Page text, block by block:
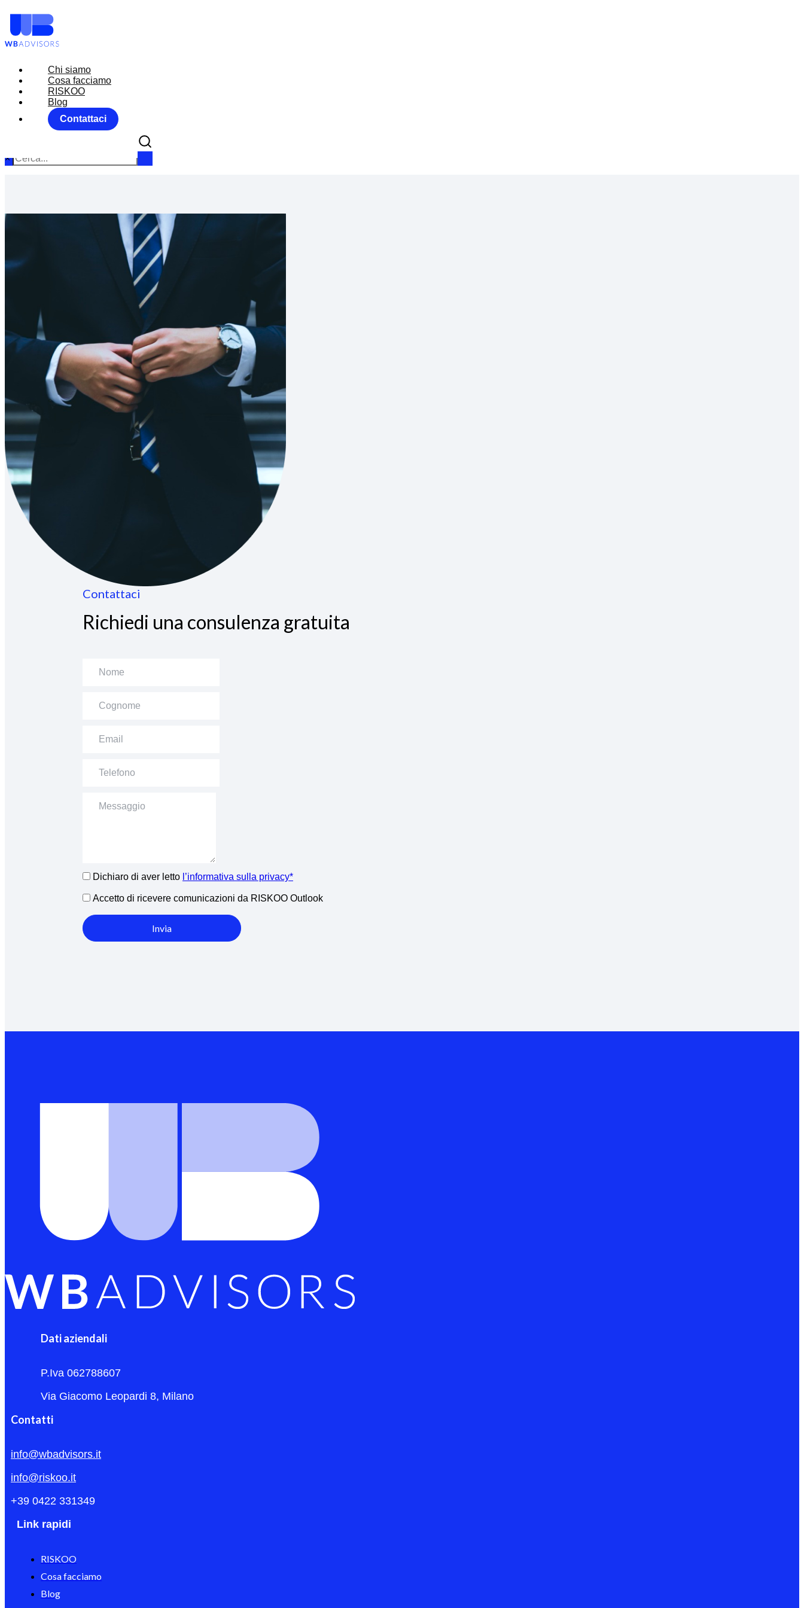
Chi siamo
Cosa facciamo
RISKOO
Blog
Contattaci
Chi siamo
Cosa facciamo
RISKOO
Blog
Contattaci
×
Contattaci
Richiedi una consulenza gratuita
Dichiaro di aver letto l’informativa sulla privacy*
Accetto di ricevere comunicazioni da RISKOO Outlook
Invia
Dati aziendali
P.Iva 062788607
Via Giacomo Leopardi 8, Milano
Contatti
info@wbadvisors.it
info@riskoo.it
+39 0422 331349
Link rapidi
RISKOO
Cosa facciamo
Blog